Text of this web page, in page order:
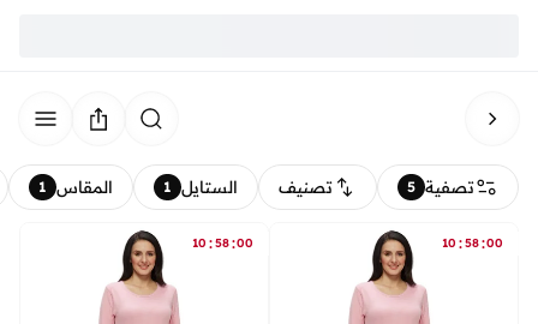
تصفية 5 تصنيف الستايل 1 المقاس 1
10 :58:00
10 :58:00